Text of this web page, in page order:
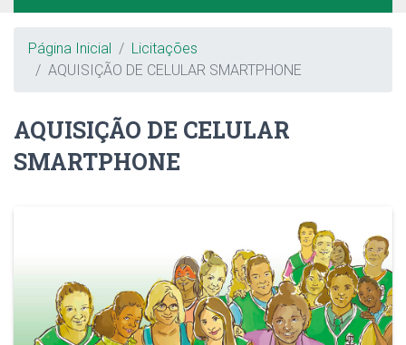
Breadcrumb
Página Inicial
Licitações
AQUISIÇÃO DE CELULAR SMARTPHONE
AQUISIÇÃO DE CELULAR
SMARTPHONE